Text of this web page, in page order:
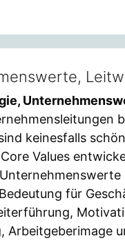
keinesfalls
Values
für